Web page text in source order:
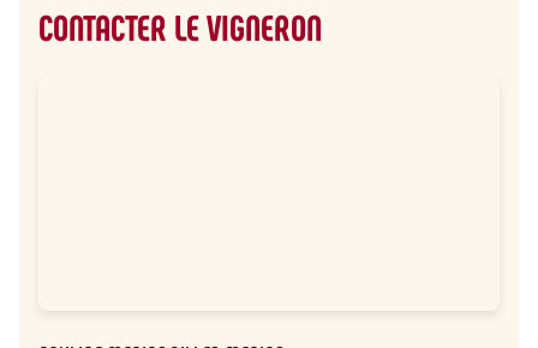
CONTACTER LE VIGNERON